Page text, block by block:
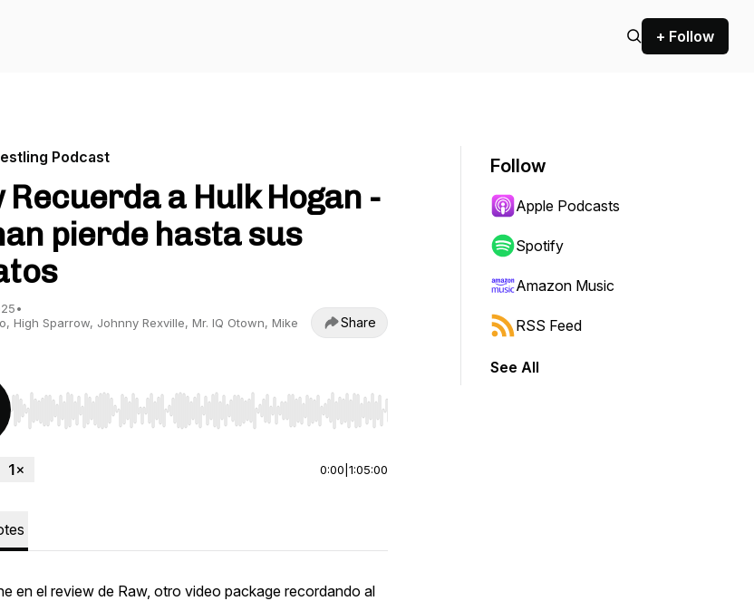
+ Follow
Podcast
Recuerda a Hulk Hogan -
pierde hasta sus
•
High Sparrow, Johnny Rexville, Mr. IQ Otown, Mike
Share
Use Left/Right to seek, Home/End to jump to start or end. Hold shift to jump forward or backward.
0:00 1:05:00
en el review de Raw, otro video package recordando al
Follow
Apple Podcasts
Spotify
Amazon Music
RSS Feed
See All